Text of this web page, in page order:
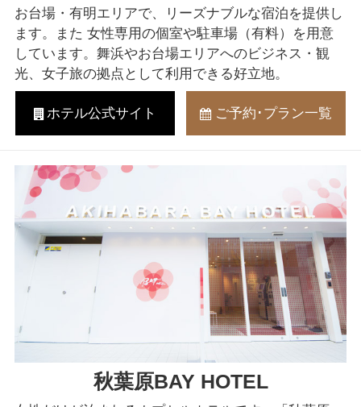
お台場・有明エリアで、リーズナブルな宿泊を提供し
ます。また 女性専用の個室や駐車場（有料）を用意
しています。舞浜やお台場エリアへのビジネス・観
光、女子旅の拠点として利用できる好立地。
ホテル公式サイト ご予約･ プラン一覧
秋葉原BAY HOTEL